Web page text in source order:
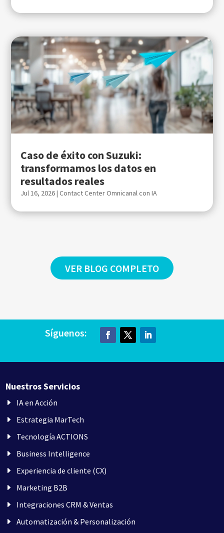
Caso de éxito con Suzuki:
transformamos los datos en
resultados reales
Jul 16, 2026|Contact Center Omnicanal con IA
VER BLOG COMPLETO
Síguenos:
Nuestros Servicios
IA en Acción
Estrategia MarTech
Tecnología ACTIONS
Business Intelligence
Experiencia de cliente (CX)
Marketing B2B
Integraciones CRM & Ventas
Automatización & Personalización